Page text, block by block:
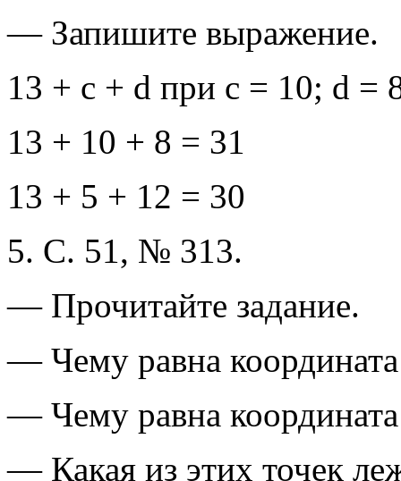
— Запишите выражение.
13 + с + d при с = 10; d =
13 + 10 + 8 = 31
13 + 5 + 12 = 30
5. С. 51, № 313.
— Прочитайте задание.
— Чему равна
— Чему равна
— Какая из этих точек